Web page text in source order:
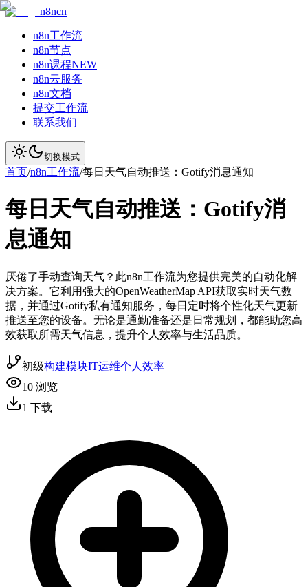
n8ncn
n8n工作流
n8n节点
n8n课程NEW
n8n云服务
n8n文档
提交工作流
联系我们
切换模式
首页/n8n工作流/每日天气自动推送：Gotify消息通知
每日天气自动推送：Gotify消
息通知
厌倦了手动查询天气？此n8n工作流为您提供完美的自动化解
决方案。它利用强大的OpenWeatherMap API获取实时天气数
据，并通过Gotify私有通知服务，每日定时将个性化天气更新
推送至您的设备。无论是通勤准备还是日常规划，都能助您高
效获取所需天气信息，提升个人效率与生活品质。
初级构建模块IT运维个人效率
10 浏览
1 下载